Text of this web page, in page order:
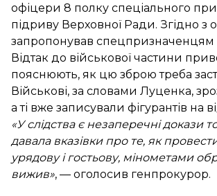
офіцери 8 полку спеціального
підриву Верховної Ради. Згідно
запропонував спецпризначенцям
Відтак до військової частини
пояснюють, як цю зброю треба
Військові, за словами Луценка,
а ті вже записували фігурантів на
«У слідства є незаперечні докази
давала вказівки про те, як
урядову і гостьову, мінометами
вижив», — оголосив генпрокурор.